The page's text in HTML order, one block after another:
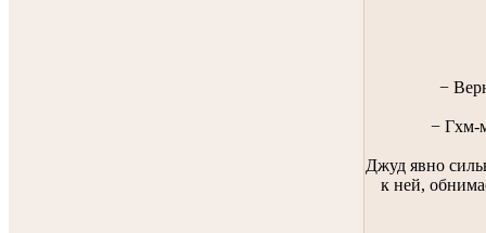
−
− Гхм-
Джуд явно
к ней,